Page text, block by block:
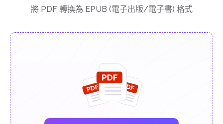
將 PDF 轉換為 EPUB (電子出版/電子書) 格式